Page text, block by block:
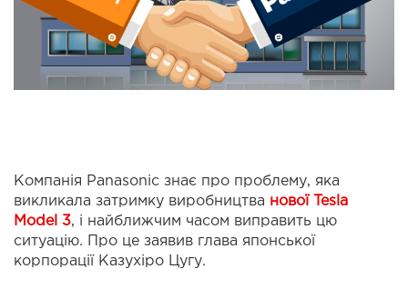
Компанія Panasonic знає про проблему, яка
викликала затримку виробництва нової Tesla
Model 3, і найближчим часом виправить цю
ситуацію. Про це заявив глава японської
корпорації Казухіро Цугу.